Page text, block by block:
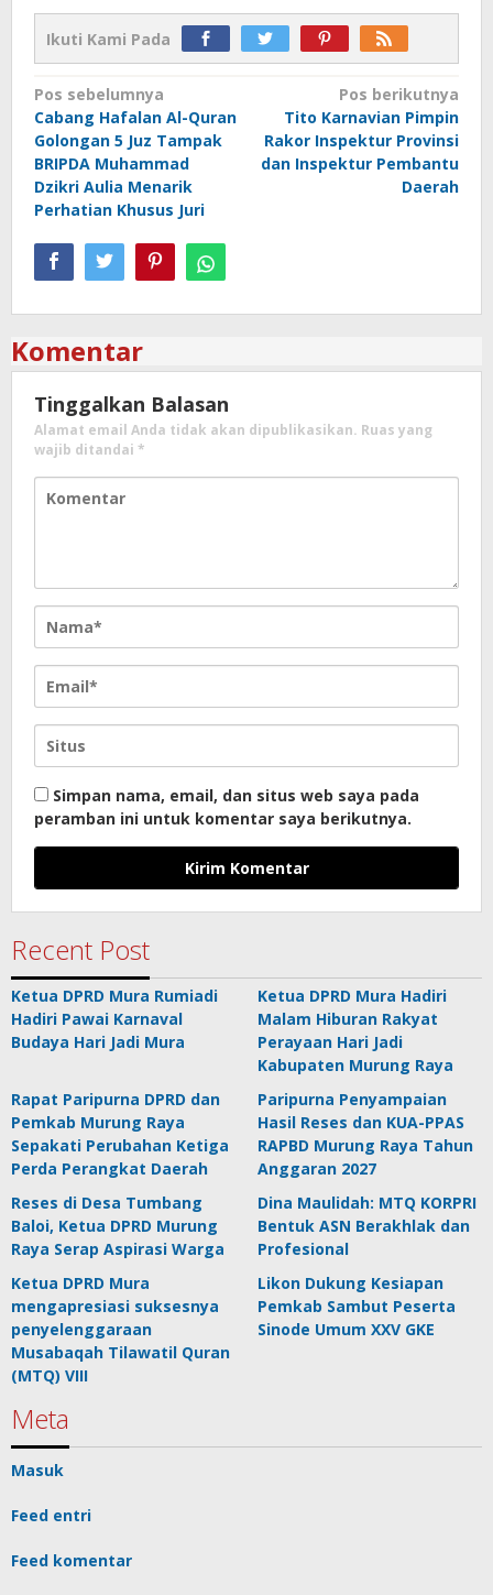
Ikuti Kami Pada
Navigasi
pos
Pos sebelumnya
Cabang Hafalan Al-Quran
Golongan 5 Juz Tampak
BRIPDA Muhammad
Dzikri Aulia Menarik
Perhatian Khusus Juri
Pos berikutnya
Tito Karnavian Pimpin
Rakor Inspektur Provinsi
dan Inspektur Pembantu
Daerah
Komentar
Tinggalkan Balasan
Alamat email Anda tidak akan dipublikasikan. Ruas yang
wajib ditandai *
Simpan nama, email, dan situs web saya pada
peramban ini untuk komentar saya berikutnya.
Recent Post
Ketua DPRD Mura Rumiadi
Hadiri Pawai Karnaval
Budaya Hari Jadi Mura
Ketua DPRD Mura Hadiri
Malam Hiburan Rakyat
Perayaan Hari Jadi
Kabupaten Murung Raya
Rapat Paripurna DPRD dan
Pemkab Murung Raya
Sepakati Perubahan Ketiga
Perda Perangkat Daerah
Paripurna Penyampaian
Hasil Reses dan KUA-PPAS
RAPBD Murung Raya Tahun
Anggaran 2027
Reses di Desa Tumbang
Baloi, Ketua DPRD Murung
Raya Serap Aspirasi Warga
Dina Maulidah: MTQ KORPRI
Bentuk ASN Berakhlak dan
Profesional
Ketua DPRD Mura
mengapresiasi suksesnya
penyelenggaraan
Musabaqah Tilawatil Quran
(MTQ) VIII
Likon Dukung Kesiapan
Pemkab Sambut Peserta
Sinode Umum XXV GKE
Meta
Masuk
Feed entri
Feed komentar